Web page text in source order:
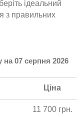
ідеальний
з правильних
на 07 серпня 2026
Ціна
11 700 грн.